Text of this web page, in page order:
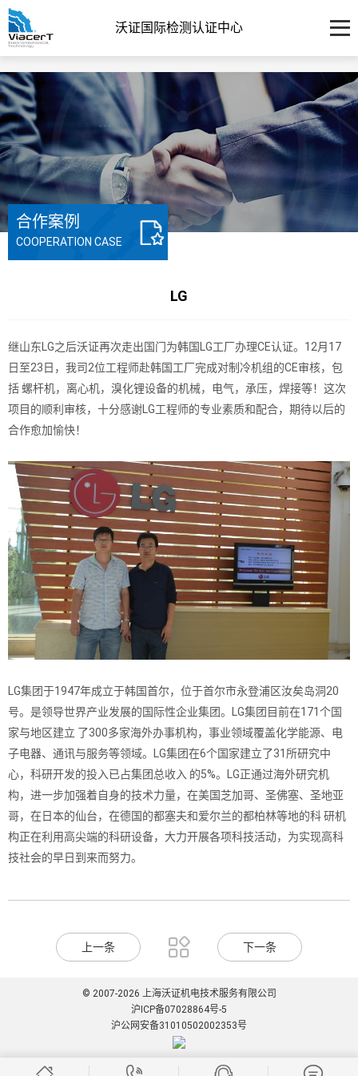
沃证国际检测认证中心
合作案例
COOPERATION CASE
LG
继山东LG之后沃证再次走出国门为韩国LG工厂办理CE认证。12月17
日至23日，我司2位工程师赴韩国工厂完成对制冷机组的CE审核，包
括 螺杆机，离心机，溴化锂设备的机械，电气，承压，焊接等！这次
项目的顺利审核，十分感谢LG工程师的专业素质和配合，期待以后的
合作愈加愉快！
LG集团于1947年成立于韩国首尔，位于首尔市永登浦区汝矣岛洞20
号。是领导世界产业发展的国际性企业集团。LG集团目前在171个国
家与地区建立 了300多家海外办事机构，事业领域覆盖化学能源、电
子电器、通讯与服务等领域。LG集团在6个国家建立了31所研究中
心，科研开发的投入已占集团总收入 的5%。LG正通过海外研究机
构，进一步加强着自身的技术力量，在美国芝加哥、圣佛塞、圣地亚
哥，在日本的仙台，在德国的都塞夫和爱尔兰的都柏林等地的科 研机
构正在利用高尖端的科研设备，大力开展各项科技活动，为实现高科
技社会的早日到来而努力。
上一条  下一条
© 2007-2026 上海沃证机电技术服务有限公司
沪ICP备07028864号-5
沪公网安备31010502002353号